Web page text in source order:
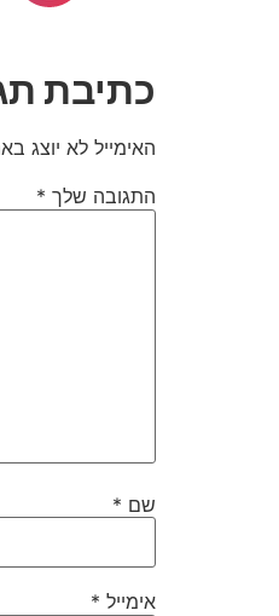
כתיבת
האימייל לא יוצג
התגובה שלך *
שם *
אימייל *